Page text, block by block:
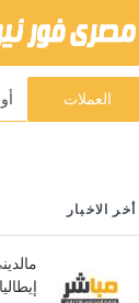
العملات
أخر الاخبار